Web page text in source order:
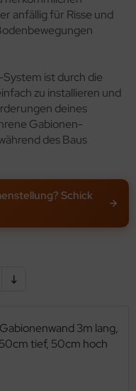
anfällig für Risse und
ist durch die
zu installieren und
deines
Gabionen-
des Baus
Schick